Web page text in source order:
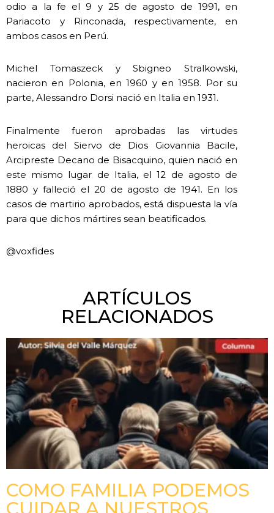
odio a la fe el 9 y 25 de agosto de 1991, en
Pariacoto y Rinconada, respectivamente, en
ambos casos en Perú.
Michel Tomaszeck y Sbigneo Stralkowski,
nacieron en Polonia, en 1960 y en 1958. Por su
parte, Alessandro Dorsi nació en Italia en 1931.
Finalmente fueron aprobadas las virtudes
heroicas del Siervo de Dios Giovannia Bacile,
Arcipreste Decano de Bisacquino, quien nació en
este mismo lugar de Italia, el 12 de agosto de
1880 y falleció el 20 de agosto de 1941. En los
casos de martirio aprobados, está dispuesta la vía
para que dichos mártires sean beatificados.
@voxfides
ARTÍCULOS
RELACIONADOS
COMO FAMILIA PODEMOS
CUIDAR A NUESTROS